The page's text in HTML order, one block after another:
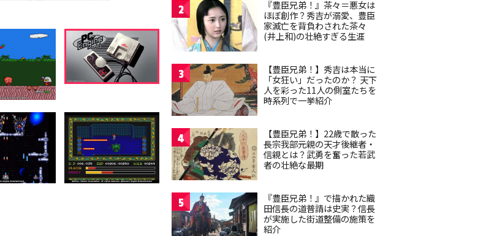
2
『豊臣兄弟！』茶々＝悪女は
ほぼ創作？秀吉が溺愛、豊臣
家滅亡を背負わされた茶々
(井上和)の壮絶すぎる生涯
3
【豊臣兄弟！】秀吉は本当に
「女狂い」だったのか？ 天下
人を彩った11人の側室たちを
時系列で一挙紹介
4
【豊臣兄弟！】22歳で散った
長宗我部元親の天才後継者・
信親とは？武勇を奮った若武
者の壮絶な最期
5
『豊臣兄弟！』で描かれた織
田信長の道普請は史実？信長
が実施した街道整備の施策を
紹介